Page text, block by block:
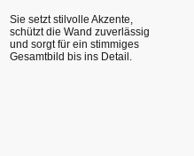
Sie setzt stilvolle Akzente,
schützt die Wand zuverlässig
und sorgt für ein stimmiges
Gesamtbild bis ins Detail.